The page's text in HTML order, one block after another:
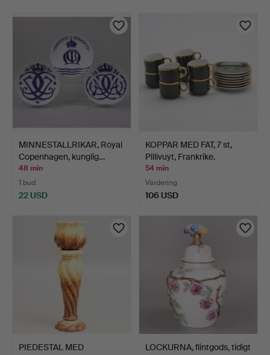
MINNESTALLRIKAR, Royal
Copenhagen, kunglig…
48 min
1 bud
22 USD
KOPPAR MED FAT, 7 st,
Pillivuyt, Frankrike.
54 min
Värdering
106 USD
PIEDESTAL MED
LOCKURNA, flintgods, tidigt